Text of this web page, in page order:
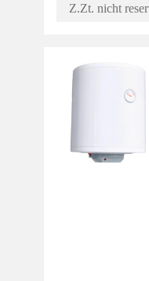
Z.Zt. nicht